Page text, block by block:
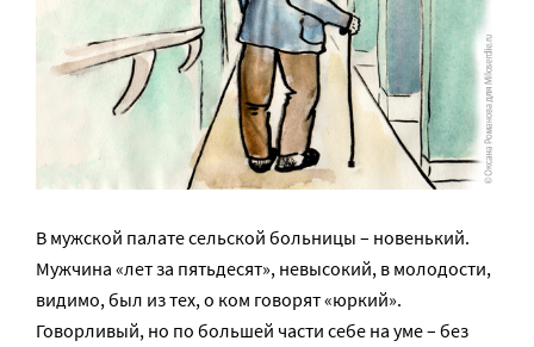
В мужской палате сельской больницы – новенький.
Мужчина «лет за пятьдесят», невысокий, в молодости,
видимо, был из тех, о ком говорят «юркий».
Говорливый, но по большей части себе на уме – без